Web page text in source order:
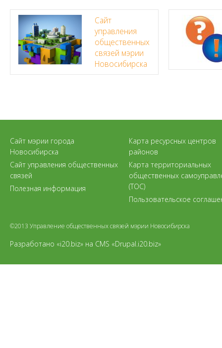
Сайт
управления
общественных
связей мэрии
Новосибирска
Сайт мэрии города
Новосибирска
Сайт управления общественных
связей
Полезная информация
Карта ресурсных центров
районов
Карта территориальных
общественных
(ТОС)
Пользовательское
©2013 Управление общественных связей мэрии Новосибирска
Разработано «i20.biz» на CMS «Drupal.i20.biz»